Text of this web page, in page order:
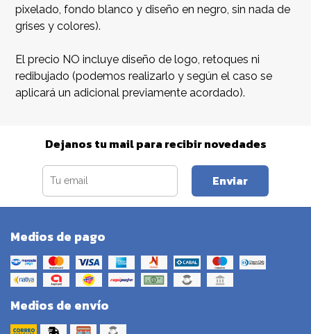
pixelado, fondo blanco y diseño en negro, sin nada de
grises y colores).
El precio NO incluye diseño de logo, retoques ni
redibujado (podemos realizarlo y según el caso se
aplicará un adicional previamente acordado).
Dejanos tu mail para recibir novedades
Enviar
Medios de pago
Medios de envío